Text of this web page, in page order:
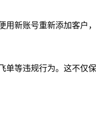
新账号重新添加客户
等违规行为。这不仅